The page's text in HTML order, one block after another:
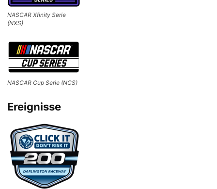
NASCAR Xfinity Serie
(NXS)
NASCAR Cup Serie (NCS)
Ereignisse